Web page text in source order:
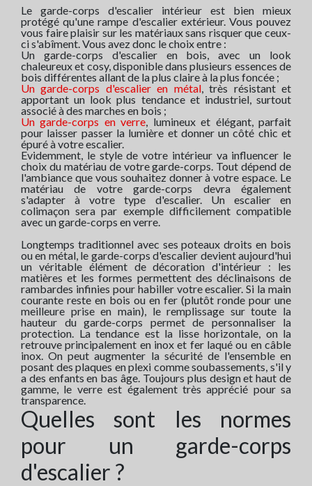
Le garde-corps d'escalier intérieur est bien mieux
protégé qu'une rampe d'escalier extérieur. Vous pouvez
vous faire plaisir sur les matériaux sans risquer que ceux-
ci s'abîment. Vous avez donc le choix entre :
Un garde-corps d'escalier en bois, avec un look
chaleureux et cosy, disponible dans plusieurs essences de
bois différentes allant de la plus claire à la plus foncée ;
Un garde-corps d'escalier en métal, très résistant et
apportant un look plus tendance et industriel, surtout
associé à des marches en bois ;
Un garde-corps en verre, lumineux et élégant, parfait
pour laisser passer la lumière et donner un côté chic et
épuré à votre escalier.
Evidemment, le style de votre intérieur va influencer le
choix du matériau de votre garde-corps. Tout dépend de
l'ambiance que vous souhaitez donner à votre espace. Le
matériau de votre garde-corps devra également
s'adapter à votre type d'escalier. Un escalier en
colimaçon sera par exemple difficilement compatible
avec un garde-corps en verre.
Longtemps traditionnel avec ses poteaux droits en bois
ou en métal, le garde-corps d'escalier devient aujourd'hui
un véritable élément de décoration d'intérieur : les
matières et les formes permettent des déclinaisons de
rambardes infinies pour habiller votre escalier. Si la main
courante reste en bois ou en fer (plutôt ronde pour une
meilleure prise en main), le remplissage sur toute la
hauteur du garde-corps permet de personnaliser la
protection. La tendance est la lisse horizontale, on la
retrouve principalement en inox et fer laqué ou en câble
inox. On peut augmenter la sécurité de l'ensemble en
posant des plaques en plexi comme soubassements, s'il y
a des enfants en bas âge. Toujours plus design et haut de
gamme, le verre est également très apprécié pour sa
transparence.
Quelles sont les normes
pour un garde-corps
d'escalier ?